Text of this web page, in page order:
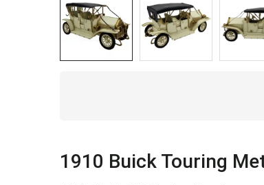
1910 Buick Touring